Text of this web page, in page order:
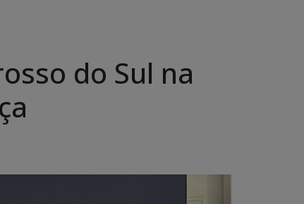
do Sul na